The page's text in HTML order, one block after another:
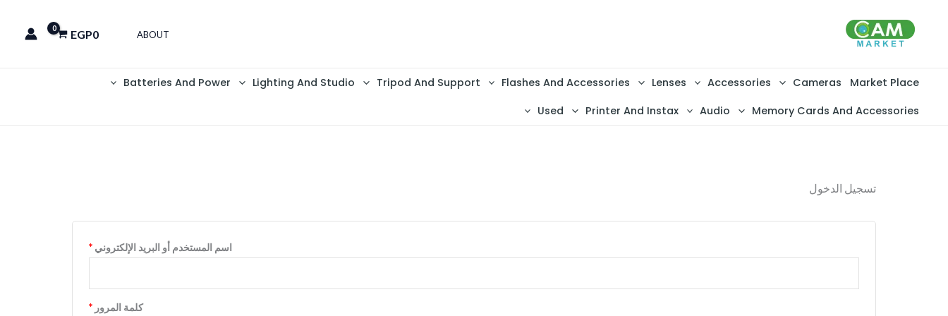
ABOUT
EGP0
Market Place
Cameras
Accessories
Lenses
Flashes And Accessories
Tripod And Support
Lighting And Studio
Batteries And Power
Memory Cards And Accessories
Audio
Printer And Instax
Used
تسجيل الدخول
اسم المستخدم أو البريد الإلكتروني *
كلمة المرور *